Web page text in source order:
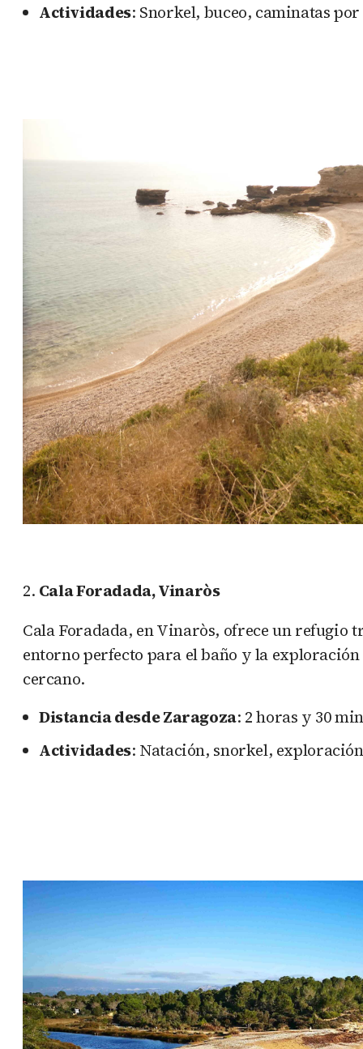
Actividades: Snorkel, buceo, caminatas por
2. Cala Foradada, Vinaròs
Cala Foradada, en Vinaròs, ofrece un refugio
entorno perfecto para el baño y la
cercano.
Distancia desde Zaragoza: 2 horas y 30
Actividades: Natación, snorkel,